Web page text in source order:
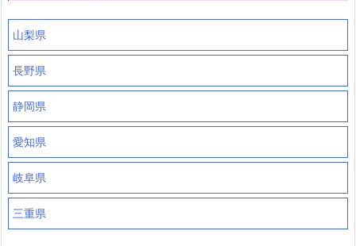
山梨県
長野県
静岡県
愛知県
岐阜県
三重県